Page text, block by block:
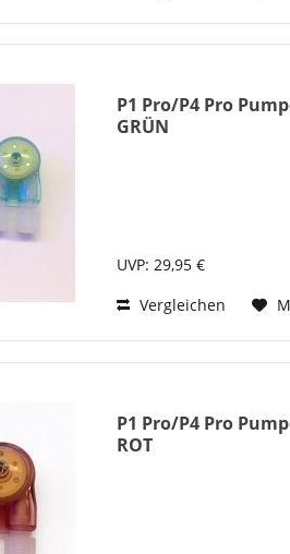
P1 Pro/P4 Pro
GRÜN
UVP: 29,95 €
Vergleichen
P1 Pro/P4 Pro
ROT